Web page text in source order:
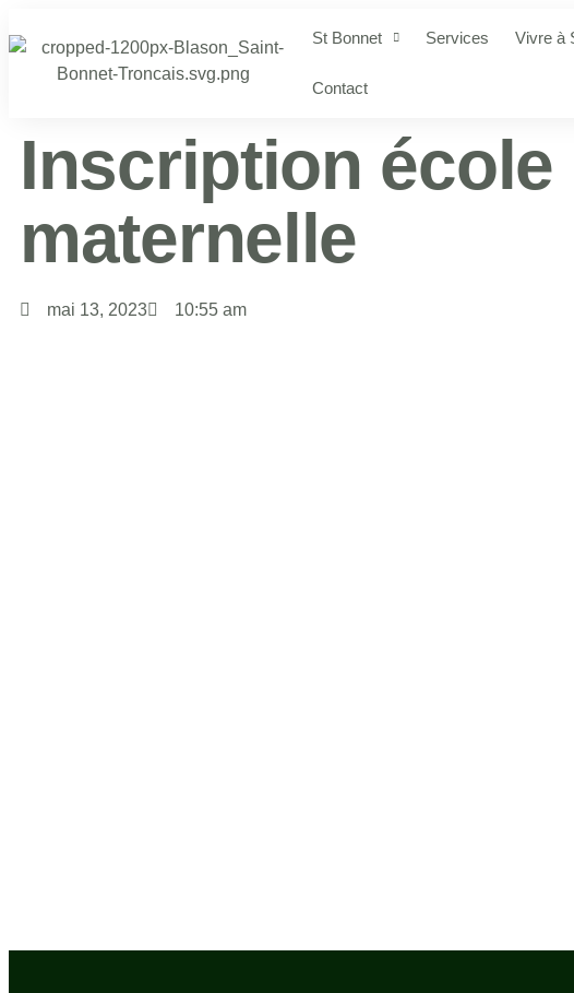
St Bonnet Services Vivre à
Contact
Inscription école
maternelle
mai 13, 2023 10:55 am